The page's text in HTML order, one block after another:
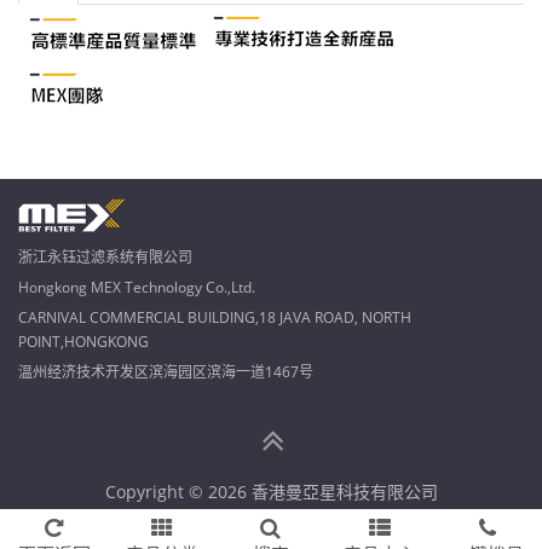
浙江永钰过滤系统有限公司
Hongkong MEX Technology Co.,Ltd.
CARNIVAL COMMERCIAL BUILDING,18 JAVA ROAD, NORTH
POINT,HONGKONG
温州经济技术开发区滨海园区滨海一道1467号
Copyright © 2026 香港曼亞星科技有限公司